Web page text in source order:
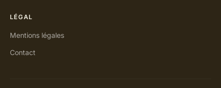
LÉGAL
Mentions légales
Contact